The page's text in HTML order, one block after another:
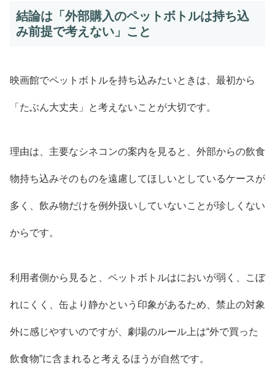
結論は「外部購入のペットボトルは持ち込
み前提で考えない」こと
映画館でペットボトルを持ち込みたいときは、最初から
「たぶん大丈夫」と考えないことが大切です。
理由は、主要なシネコンの案内を見ると、外部からの飲食
物持ち込みそのものを遠慮してほしいとしているケースが
多く、飲み物だけを例外扱いしていないことが珍しくない
からです。
利用者側から見ると、ペットボトルはにおいが弱く、こぼ
れにくく、缶より静かという印象があるため、禁止の対象
外に感じやすいのですが、劇場のルール上は“外で買った
飲食物”に含まれると考えるほうが自然です。